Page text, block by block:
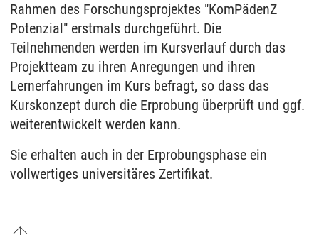
Rahmen des Forschungsprojektes "KomPädenZ
Potenzial" erstmals durchgeführt. Die
Teilnehmenden werden im Kursverlauf durch das
Projektteam zu ihren Anregungen und ihren
Lernerfahrungen im Kurs befragt, so dass das
Kurskonzept durch die Erprobung überprüft und ggf.
weiterentwickelt werden kann.
Sie erhalten auch in der Erprobungsphase ein
vollwertiges universitäres Zertifikat.